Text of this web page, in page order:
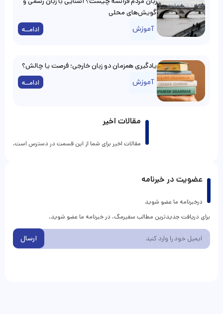
مقالات اخیر
مقالات اخیر برای شما از این قسمت در دسترس است.
گویش‌های محلی
آموزش ادامــه
یادگیری همزمان دو زبان خارجی؛ فرصت یا چالش؟
آموزش ادامــه
عضویت در خبرنامه
درخبرنامه ما عضو شوید
برای دریافت جدیدترین مطالب سفیرمگ، در خبرنامه ما عضو شوید.
ارسال